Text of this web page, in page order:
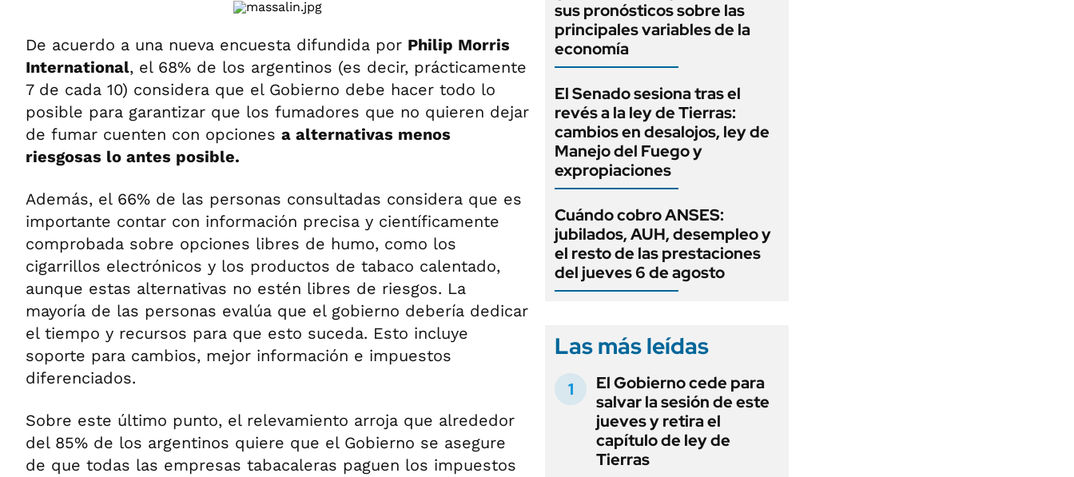
De acuerdo a una nueva encuesta difundida por Philip Morris
International, el 68% de los argentinos (es decir, prácticamente
7 de cada 10) considera que el Gobierno debe hacer todo lo
posible para garantizar que los fumadores que no quieren dejar
de fumar cuenten con opciones a alternativas menos
riesgosas lo antes posible.
Además, el 66% de las personas consultadas considera que es
importante contar con información precisa y científicamente
comprobada sobre opciones libres de humo, como los
cigarrillos electrónicos y los productos de tabaco calentado,
aunque estas alternativas no estén libres de riesgos. La
mayoría de las personas evalúa que el gobierno debería dedicar
el tiempo y recursos para que esto suceda. Esto incluye
soporte para cambios, mejor información e impuestos
diferenciados.
Sobre este último punto, el relevamiento arroja que alrededor
del 85% de los argentinos quiere que el Gobierno se asegure
de que todas las empresas tabacaleras paguen los impuestos
sus pronósticos sobre las
principales variables de la
economía
El Senado sesiona tras el
revés a la ley de Tierras:
cambios en desalojos, ley de
Manejo del Fuego y
expropiaciones
Cuándo cobro ANSES:
jubilados, AUH, desempleo y
el resto de las prestaciones
del jueves 6 de agosto
Las más leídas
El Gobierno cede para
salvar la sesión de este
jueves y retira el
capítulo de ley de
Tierras